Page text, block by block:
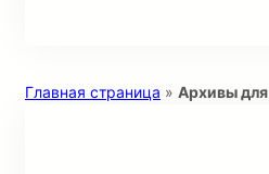
Главная страница » Архивы